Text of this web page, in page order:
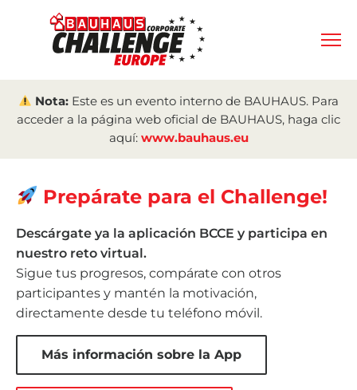
Nota: Este es un evento interno de BAUHAUS. Para
acceder a la página web oficial de BAUHAUS, haga clic
aquí: www.bauhaus.eu
Prepárate para el Challenge!
Descárgate ya la aplicación BCCE y participa en
nuestro reto virtual.
Sigue tus progresos, compárate con otros
participantes y mantén la motivación,
directamente desde tu teléfono móvil.
Más información sobre la App